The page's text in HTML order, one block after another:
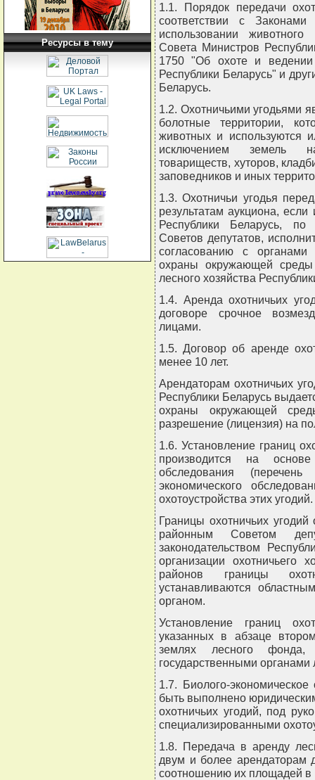
Ресурсы в тему
1.1. Порядок передачи
соответствии с
использовании
Совета Министров
1750 "Об охоте и ведении
Республики Беларусь" и
Беларусь.
1.2. Охотничьими угодьями
болотные территории,
животных и используются
исключением земель
товариществ, хуторов,
заповедников и иных
1.3. Охотничьи угодья
результатам аукциона,
Республики Беларусь,
Советов депутатов,
согласованию с
охраны окружающей среды
лесного хозяйства
1.4. Аренда охотничьих
договоре срочное
лицами.
1.5. Договор об аренде
менее 10 лет.
Арендаторам охотничьих
Республики Беларусь
охраны окружающей
разрешение (лицензия) на
1.6. Установление границ
производится на основе
обследования
экономического
охотоустройства этих угодий.
Границы охотничьих угодий
районным Советом
законодательством
организации охотничьего
районов границы
устанавливаются
органом.
Установление границ
указанных в абзаце
землях лесного фонда,
государственными органами
1.7. Биолого-
быть выполнено
охотничьих угодий, под
специализированными
1.8. Передача в аренду
двум и более арендаторам
соотношению их площадей в